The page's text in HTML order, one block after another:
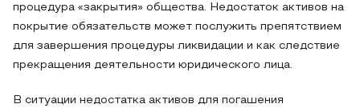
процедура «закрытия» общества. Недостаток активов на
покрытие обязательств может послужить препятствием
для завершения процедуры ликвидации и как следствие
прекращения деятельности юридического лица.
В ситуации недостатка активов для погашения